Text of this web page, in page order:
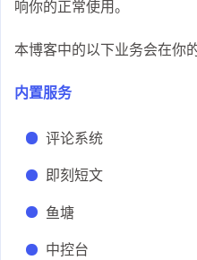
响你的正常使用。
本博客中的以下业务会在你
内置服务
评论系统
即刻短文
鱼塘
中控台